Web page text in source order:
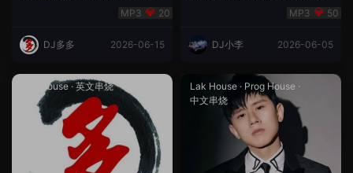
合（DJ多多DJ尾巴）
20
DJ多多 2026-06-15
50
DJ小李 2026-06-05
Lak House· 英文串烧 Lak House · Prog House ·
中文串烧